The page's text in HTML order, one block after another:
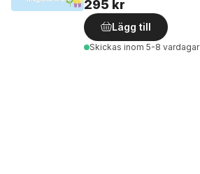
295 kr
Lägg till
Skickas inom 5-8 vardagar